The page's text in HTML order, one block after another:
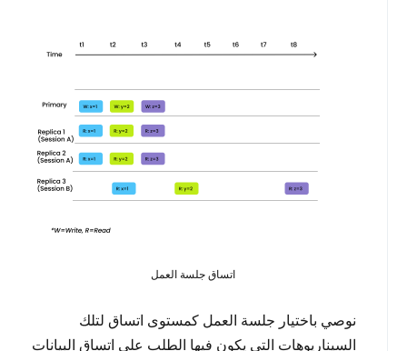
اتساق جلسة العمل
نوصي باختيار جلسة العمل كمستوى اتساق لتلك
السيناريوهات التي يكون فيها الطلب على اتساق البيانات